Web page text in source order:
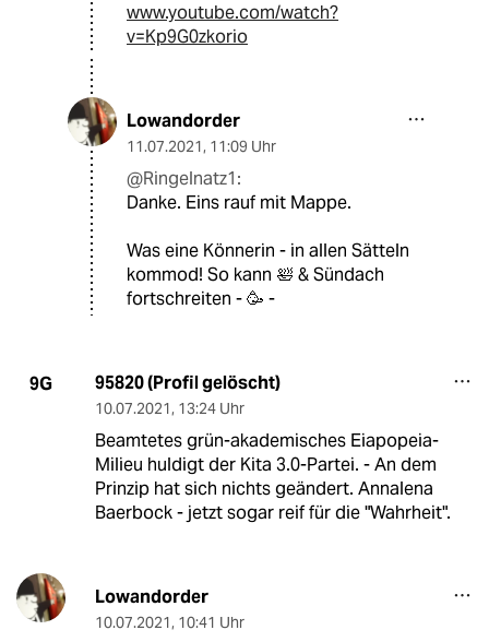
www.youtube.com/watch?
v=Kp9G0zkorio
Lowandorder
11.07.2021, 11:09 Uhr
@Ringelnatz1:
Danke. Eins rauf mit Mappe.
Was eine Könnerin - in allen Sätteln
kommod! So kann 🛀 & Sündach
fortschreiten - 🥳 -
9G 95820 (Profil gelöscht)
10.07.2021, 13:24 Uhr
Beamtetes grün-akademisches Eiapopeia-
Milieu huldigt der Kita 3.0-Partei. - An dem
Prinzip hat sich nichts geändert. Annalena
Baerbock - jetzt sogar reif für die "Wahrheit".
Lowandorder
10.07.2021, 10:41 Uhr